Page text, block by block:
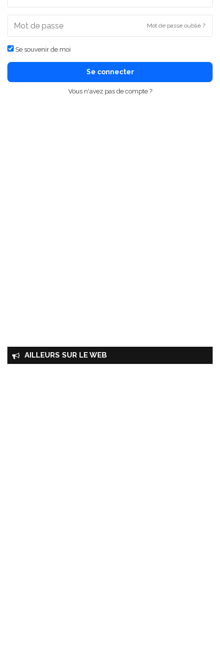
Mot de passe oublié ?
Se souvenir de moi
Se connecter
Vous n'avez pas de compte ?
AILLEURS SUR LE WEB